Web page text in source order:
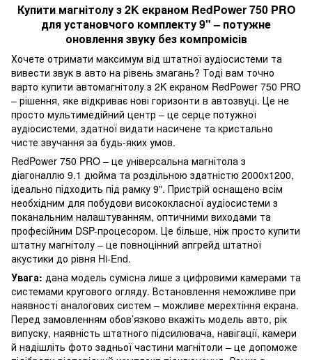
Купити магнітолу з 2K екраном RedPower 750 PRO
для установчого комплекту 9" – потужне
оновлення звуку без компромісів
Хочете отримати максимум від штатної аудіосистеми та
вивести звук в авто на рівень змагань? Тоді вам точно
варто купити автомагнітолу з 2K екраном RedPower 750 PRO
– рішення, яке відкриває нові горизонти в автозвуці. Це не
просто мультимедійний центр – це серце потужної
аудіосистеми, здатної видати насичене та кристально
чисте звучання за будь-яких умов.
RedPower 750 PRO – це універсальна магнітола з
діагоналлю 9.1 дюйма та роздільною здатністю 2000x1200,
ідеально підходить під рамку 9". Пристрій оснащено всім
необхідним для побудови висококласної аудіосистеми з
поканальним налаштуванням, оптичними виходами та
професійним DSP-процесором. Це більше, ніж просто купити
штатну магнітолу – це повноцінний апгрейд штатної
акустики до рівня Hi-End.
Увага: дана модель сумісна лише з цифровими камерами та
системами кругового огляду. Встановлення неможливе при
наявності аналогових систем – можливе мерехтіння екрана.
Перед замовленням обов’язково вкажіть модель авто, рік
випуску, наявність штатного підсилювача, навігації, камери
й надішліть фото задньої частини магнітоли – це допоможе